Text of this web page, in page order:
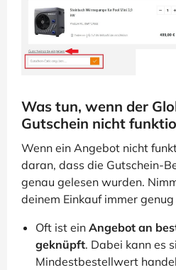
Was tun, wenn der
Gutschein nicht
Wenn ein Angebot nicht
daran, dass die Gutschein-
genau gelesen wurden.
deinem Einkauf immer
Oft ist ein Angebot an
geknüpft. Dabei kann es
Mindestbestellwert